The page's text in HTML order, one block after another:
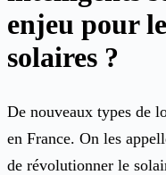
enjeu pour
solaires ?
De nouveaux types de
en France. On les
de révolutionner le